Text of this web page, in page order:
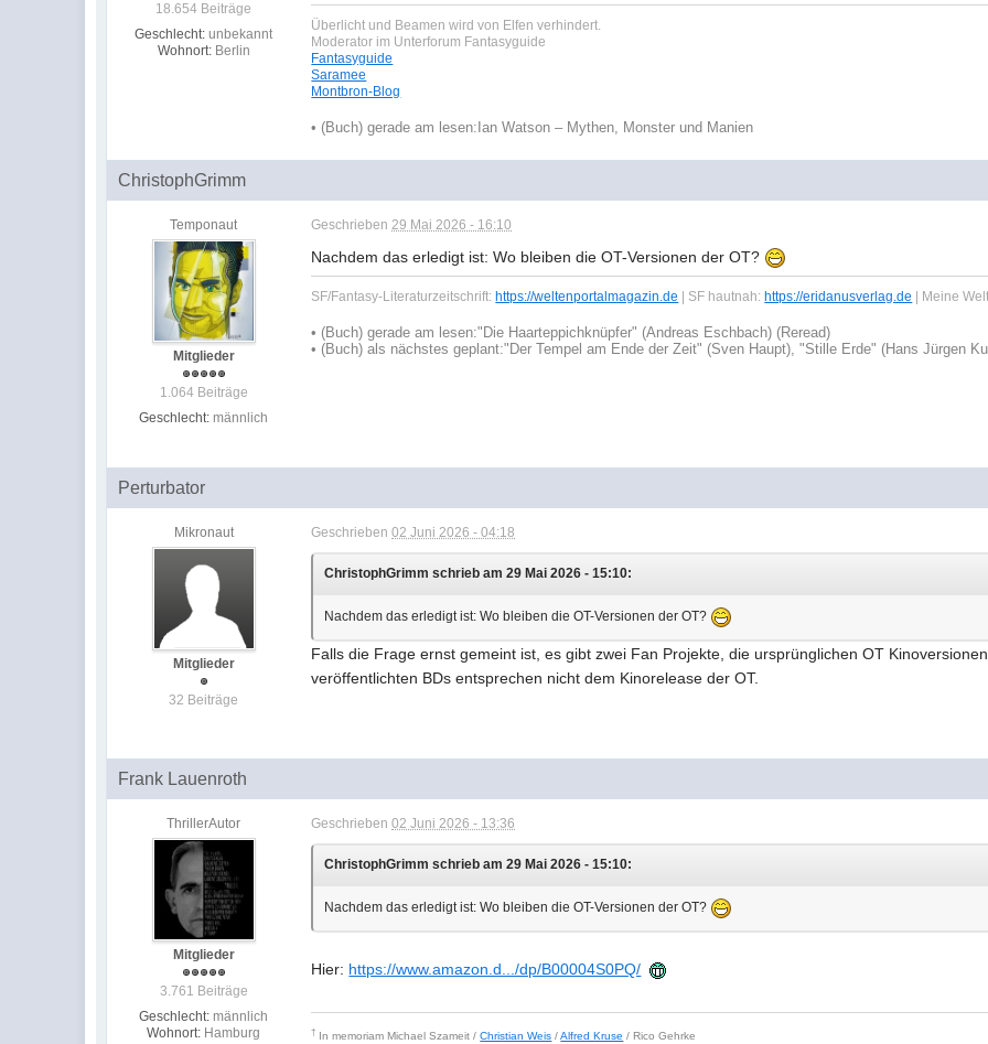
18.654 Beiträge
Geschlecht: unbekannt
Wohnort: Berlin
Überlicht und Beamen wird von Elfen verhindert.
Moderator im Unterforum Fantasyguide
Fantasyguide
Saramee
Montbron-Blog
• (Buch) gerade am lesen: Ian Watson – Mythen, Monster und Manien
ChristophGrimm
Temponaut
Mitglieder
1.064 Beiträge
Geschlecht: männlich
Geschrieben29 Mai 2026 - 16:10
Nachdem das erledigt ist: Wo bleiben die OT-Versionen der OT?
SF/Fantasy-Literaturzeitschrift: https://weltenportalmagazin.de | SF hautnah: https://eridanusverlag.de | Meine
• (Buch) gerade am lesen:"Die Haarteppichknüpfer" (Andreas Eschbach) (Reread)
• (Buch) als nächstes geplant:"Der Tempel am Ende der Zeit" (Sven Haupt), "Stille Erde" (Hans Jürgen
Perturbator
Mikronaut
Mitglieder
32 Beiträge
Geschrieben02 Juni 2026 - 04:18
ChristophGrimm schrieb am 29 Mai 2026 - 15:10:
Nachdem das erledigt ist: Wo bleiben die OT-Versionen der OT?
Falls die Frage ernst gemeint ist, es gibt zwei Fan Projekte, die ursprünglichen OT
veröffentlichten BDs entsprechen nicht dem Kinorelease der OT.
Frank Lauenroth
ThrillerAutor
Mitglieder
3.761 Beiträge
Geschlecht: männlich
Wohnort: Hamburg
Geschrieben02 Juni 2026 - 13:36
ChristophGrimm schrieb am 29 Mai 2026 - 15:10:
Nachdem das erledigt ist: Wo bleiben die OT-Versionen der OT?
Hier: https://www.amazon.d.../dp/B00004S0PQ/
† In memoriam Michael Szameit / Christian Weis /Alfred Kruse / Rico Gehrke